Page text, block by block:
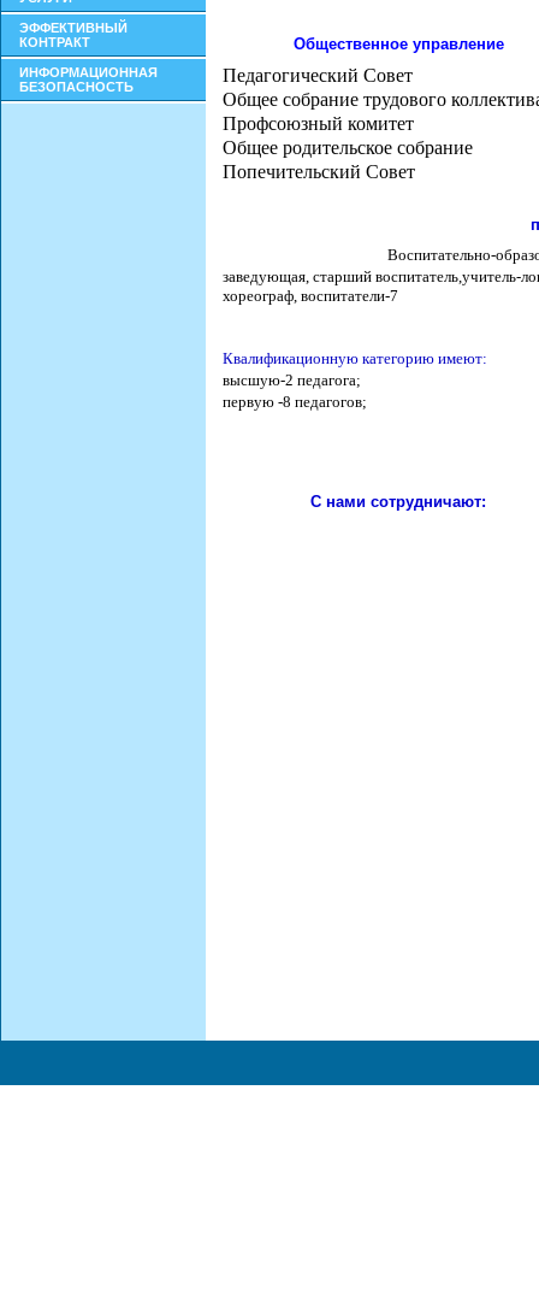
ЭФФЕКТИВНЫЙ
КОНТРАКТ
ИНФОРМАЦИОННАЯ
БЕЗОПАСНОСТЬ
Общественное управление
Педагогический Совет
Общее собрание трудового
Профсоюзный комитет
Общее родительское собрание
Попечительский Совет
Воспитательно-
заведующая, старший воспитатель,учитель-
хореограф, воспитатели-7
Квалификационную категорию имеют:
высшую-2 педагога;
первую -8 педагогов;
С нами сотрудничают: